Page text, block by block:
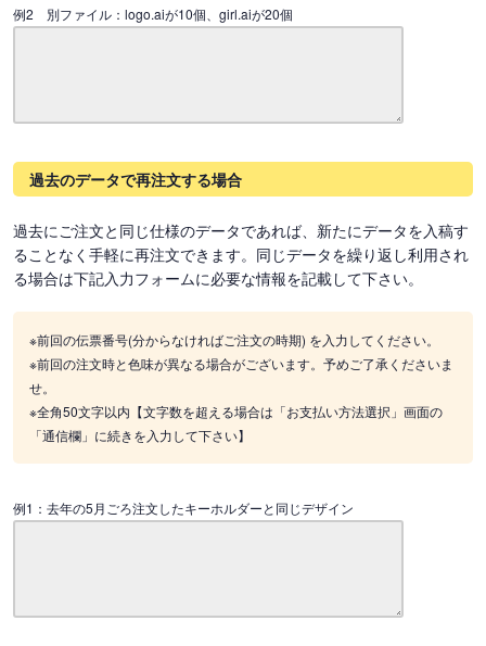
例2 別ファイル：logo.aiが10個、girl.aiが20個
過去のデータで再注文する場合
過去にご注文と同じ仕様のデータであれば、新たにデータを入稿す
ることなく手軽に再注文できます。同じデータを繰り返し利用され
る場合は下記入力フォームに必要な情報を記載して下さい。
※前回の伝票番号(分からなければご注文の時期) を入力してください。
※前回の注文時と色味が異なる場合がございます。予めご了承くださいま
せ。
※全角50文字以内【文字数を超える場合は「お支払い方法選択」画面の
「通信欄」に続きを入力して下さい】
例1：去年の5月ごろ注文したキーホルダーと同じデザイン